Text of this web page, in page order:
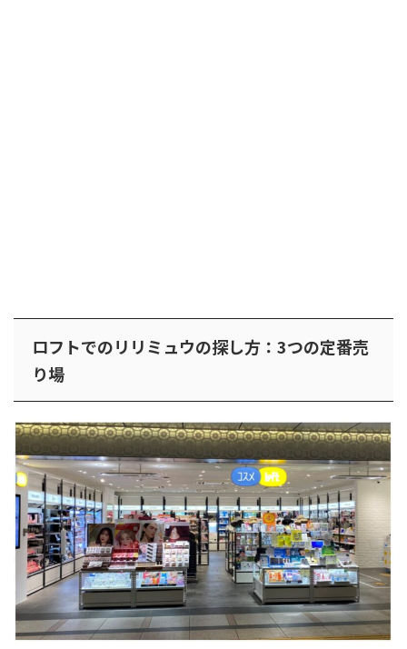
ロフトでのリリミュウの探し方：3つの定番売
り場